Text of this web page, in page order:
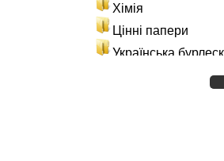
Хімія
Цінні папери
Українська
Матеріали по